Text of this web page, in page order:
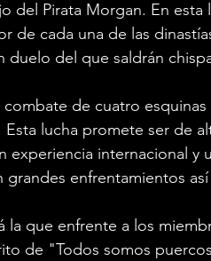
del Pirata Morgan. En
de cada una de las
del que saldrán
de cuatro
lucha promete ser de
experiencia internacional y
enfrentamientos
la que enfrente a los
de "Todos somos